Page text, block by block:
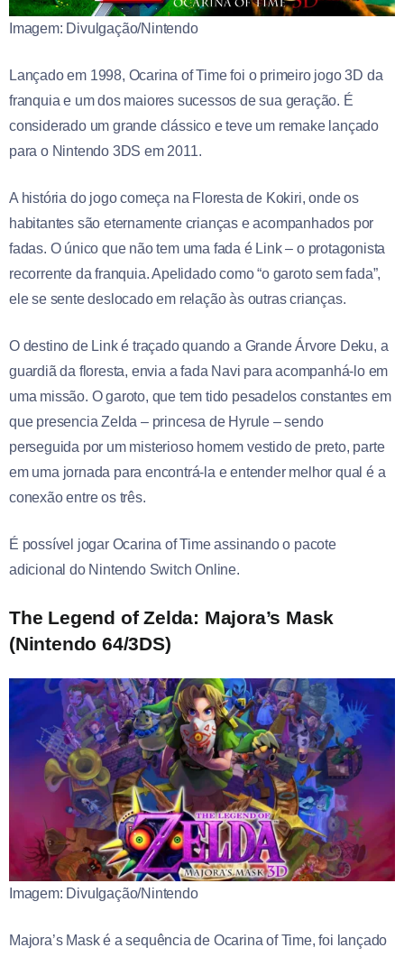
Imagem: Divulgação/Nintendo
Lançado em 1998, Ocarina of Time foi o primeiro jogo 3D da
franquia e um dos maiores sucessos de sua geração. É
considerado um grande clássico e teve um remake lançado
para o Nintendo 3DS em 2011.
A história do jogo começa na Floresta de Kokiri, onde os
habitantes são eternamente crianças e acompanhados por
fadas. O único que não tem uma fada é Link – o protagonista
recorrente da franquia. Apelidado como “o garoto sem fada”,
ele se sente deslocado em relação às outras crianças.
O destino de Link é traçado quando a Grande Árvore Deku, a
guardiã da floresta, envia a fada Navi para acompanhá-lo em
uma missão. O garoto, que tem tido pesadelos constantes em
que presencia Zelda – princesa de Hyrule – sendo
perseguida por um misterioso homem vestido de preto, parte
em uma jornada para encontrá-la e entender melhor qual é a
conexão entre os três.
É possível jogar Ocarina of Time assinando o pacote
adicional do Nintendo Switch Online.
The Legend of Zelda: Majora’s Mask
(Nintendo 64/3DS)
Imagem: Divulgação/Nintendo
Majora’s Mask é a sequência de Ocarina of Time, foi lançado